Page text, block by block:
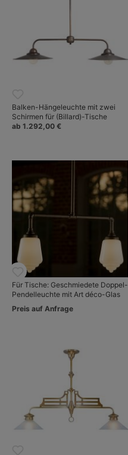
Balken-Hängeleuchte mit zwei
Schirmen für (Billard)-Tische
ab 1.292,00 €
Für Tische: Geschmiedete Doppel-
Pendelleuchte mit Art déco-Glas
Preis auf Anfrage